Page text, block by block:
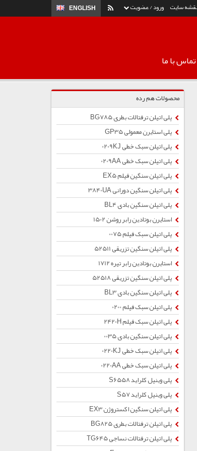
ورود / عضویت ENGLISH سایت
تماس با ما
محصولات هم رده
پلی اتیلن ترفتالات بطری BG785
پلی استایرن معمولی GP35
پلی اتیلن سبک خطی 0209KJ
پلی اتیلن سبک خطی 0209AA
پلی اتیلن سنگین فیلم EX5
پلی اتیلن سنگین دورانی 3840UA
پلی اتیلن سنگین بادی BL4
استایرن بوتادین رابر روشن 1502
پلی اتیلن سبک فیلم 0075
پلی اتیلن سنگین تزریقی 52511
استایرن بوتادین رابر تیره 1712
پلی اتیلن سنگین تزریقی 52518
پلی اتیلن سنگین بادی BL3
پلی اتیلن سبک فیلم 0200
پلی اتیلن سبک فیلم 2420H
پلی اتیلن سنگین بادی 0035
پلی اتیلن سبک خطی 0220KJ
پلی اتیلن سبک خطی 0220AA
پلی وینیل کلراید S6558
پلی وینیل کلراید S57
پلی اتیلن سنگین اکستروژن EX3
پلی اتیلن ترفتالات بطری BG825
پلی اتیلن ترفتالات نساجی TG645